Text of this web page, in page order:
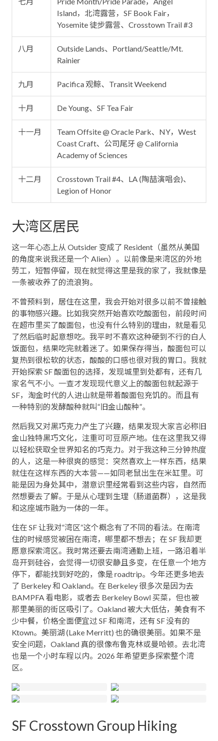
Island，北湾露营，SF Book Fair，
Yosemite 徒步露营、Crosstown Trail #3
八月
Outside Lands、Portland/Seattle/Mt.
Rainier
九月 Pacifica 观鲸、Transit Weekend
十月 De Young、SF Tea Fair
十一月
Team Offsite @ Oracle Park、NY，West
Coast Craft、公司尾牙 @ California
Academy of Sciences
十二月
Crosstown Trail #4、LA (陶喆演唱会)、
Legion of Honor
大湾区居民
这一年心态上从 Outsider 变成了 Resident（虽然从美国
的角度来说我还是一个 Alien）。以前像是来湾区的外地
劳工，短暂停留，现在就觉得这里是我的家了，我就像是
一条被收养了的流浪狗。
不曾预料到，居住在这里，我会开始对很多以前不曾接触
的事物感兴趣。比如我突然开始喜欢吃酸面包，前段时间
在超市里买了酸面包，也没有什么特别的理由，就是看见
了然后临时起意想吃。我平时不喜欢这种硬到不行的白人
饭面包，结果吃完就着迷了。如果保存得当，酸面包可以
复热到很松软的状态，酸酸的口感也很对我的胃口。我就
开始探索 SF 酸面包的选择，发现城里到处都有，还有几
家名气不小。一查才发现现代意义上的酸面包就起源于
SF，淘金时代的人进山就是带着酸面包充饥的。而且有
一种特别的发酵酸种就叫“旧金山酸种”。
然后我又对黑巧克力产生了兴趣，结果发现大家言必称旧
金山独特黑巧文化，注重可可豆原产地。住在这里我又得
以轻松获取全世界知名的巧克力。对于我这种三分钟热度
的人，这是一种很爽的感觉：突然喜欢上一样东西，结果
就住在这样东西的大本营——如同老鼠出生在米缸里。可
能是因为身处其中，潜意识里经常看到这些内容，自然而
然想要去了解。于是从心理到生理（肠道菌群），这是我
和这座城市融为一体的一年。
住在 SF 让我对“湾区”这个概念有了不同的看法。在南湾
住的时候感觉被困在南湾，哪里都不想去；在 SF 我却更
愿意探索湾区。我时常还要去南湾通勤上班，一路沿着半
岛开到硅谷，会觉得一切很安静且多变，在任意一个地方
停下，都能找到好吃的，像是 roadtrip。今年还更多地去
了 Berkeley 和 Oakland。在 Berkeley 很多次是因为去
BAMPFA 看电影，或者去 Berkeley Bowl 买菜，但也被
那里美丽的街区吸引了。Oakland 被大大低估，美食有不
少中餐，价格全面便宜过 SF 和南湾，还有 SF 没有的
Ktown。美丽湖 (Lake Merritt) 也的确很美丽。如果不是
安全问题，Oakland 真的很像布鲁克林或曼哈顿。去北湾
也是一个小时车程以内。2026 年希望更多探索整个湾
区。
SF Crosstown Group Hiking